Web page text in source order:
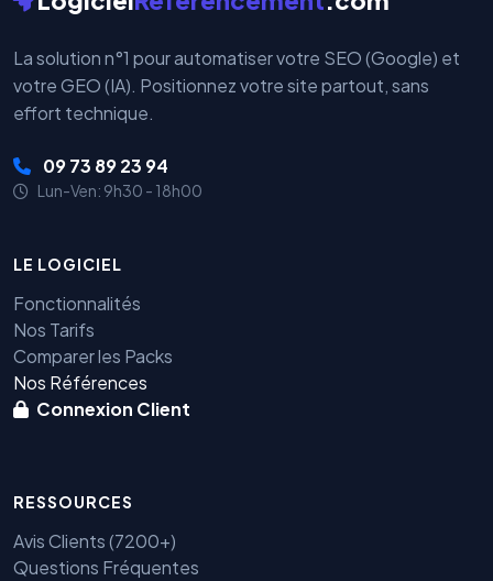
La solution n°1 pour automatiser votre SEO (Google) et
votre GEO (IA). Positionnez votre site partout, sans
effort technique.
09 73 89 23 94
Lun-Ven: 9h30 - 18h00
LE LOGICIEL
Fonctionnalités
Nos Tarifs
Comparer les Packs
Nos Références
Connexion Client
RESSOURCES
Avis Clients (7200+)
Questions Fréquentes